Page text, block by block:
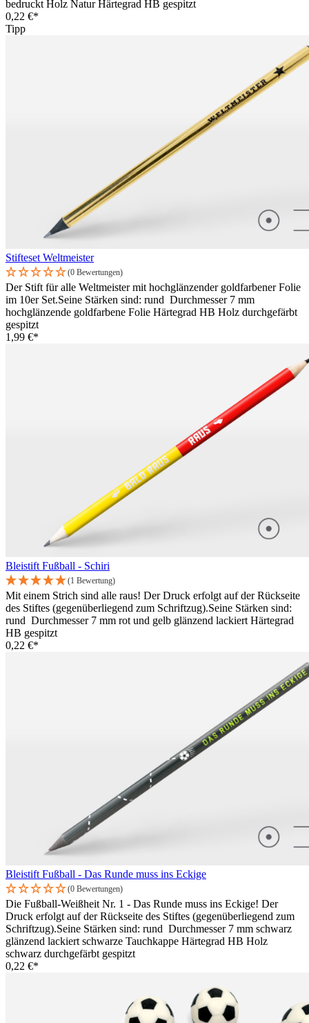
bedruckt Holz Natur Härtegrad HB gespitzt
0,22 €*
Tipp
Stifteset Weltmeister
(0 Bewertungen)
Der Stift für alle Weltmeister mit hochglänzender goldfarbener Folie
im 10er Set.Seine Stärken sind: rund Durchmesser 7 mm
hochglänzende goldfarbene Folie Härtegrad HB Holz durchgefärbt
gespitzt
1,99 €*
Bleistift Fußball - Schiri
(1 Bewertung)
Mit einem Strich sind alle raus! Der Druck erfolgt auf der Rückseite
des Stiftes (gegenüberliegend zum Schriftzug).Seine Stärken sind:
rund Durchmesser 7 mm rot und gelb glänzend lackiert Härtegrad
HB gespitzt
0,22 €*
Bleistift Fußball - Das Runde muss ins Eckige
(0 Bewertungen)
Die Fußball-Weißheit Nr. 1 - Das Runde muss ins Eckige! Der
Druck erfolgt auf der Rückseite des Stiftes (gegenüberliegend zum
Schriftzug).Seine Stärken sind: rund Durchmesser 7 mm schwarz
glänzend lackiert schwarze Tauchkappe Härtegrad HB Holz
schwarz durchgefärbt gespitzt
0,22 €*